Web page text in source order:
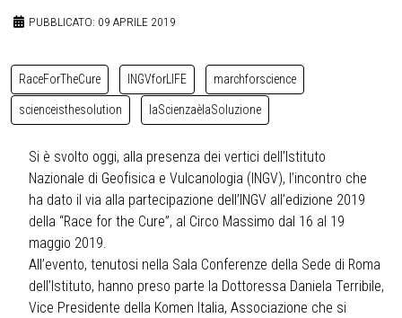
PUBBLICATO: 09 APRILE 2019
RaceForTheCure INGVforLIFE marchforscience
scienceisthesolution laScienzaèlaSoluzione
Si è svolto oggi, alla presenza dei vertici dell’Istituto
Nazionale di Geofisica e Vulcanologia (INGV), l’incontro che
ha dato il via alla partecipazione dell’INGV all’edizione 2019
della “Race for the Cure”, al Circo Massimo dal 16 al 19
maggio 2019.
All’evento, tenutosi nella Sala Conferenze della Sede di Roma
dell’Istituto, hanno preso parte la Dottoressa Daniela Terribile,
Vice Presidente della Komen Italia, Associazione che si